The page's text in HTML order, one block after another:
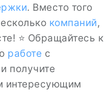
. Вместо того
компаний,
⭐ Обращайтесь к
работе с
получите
интересующим